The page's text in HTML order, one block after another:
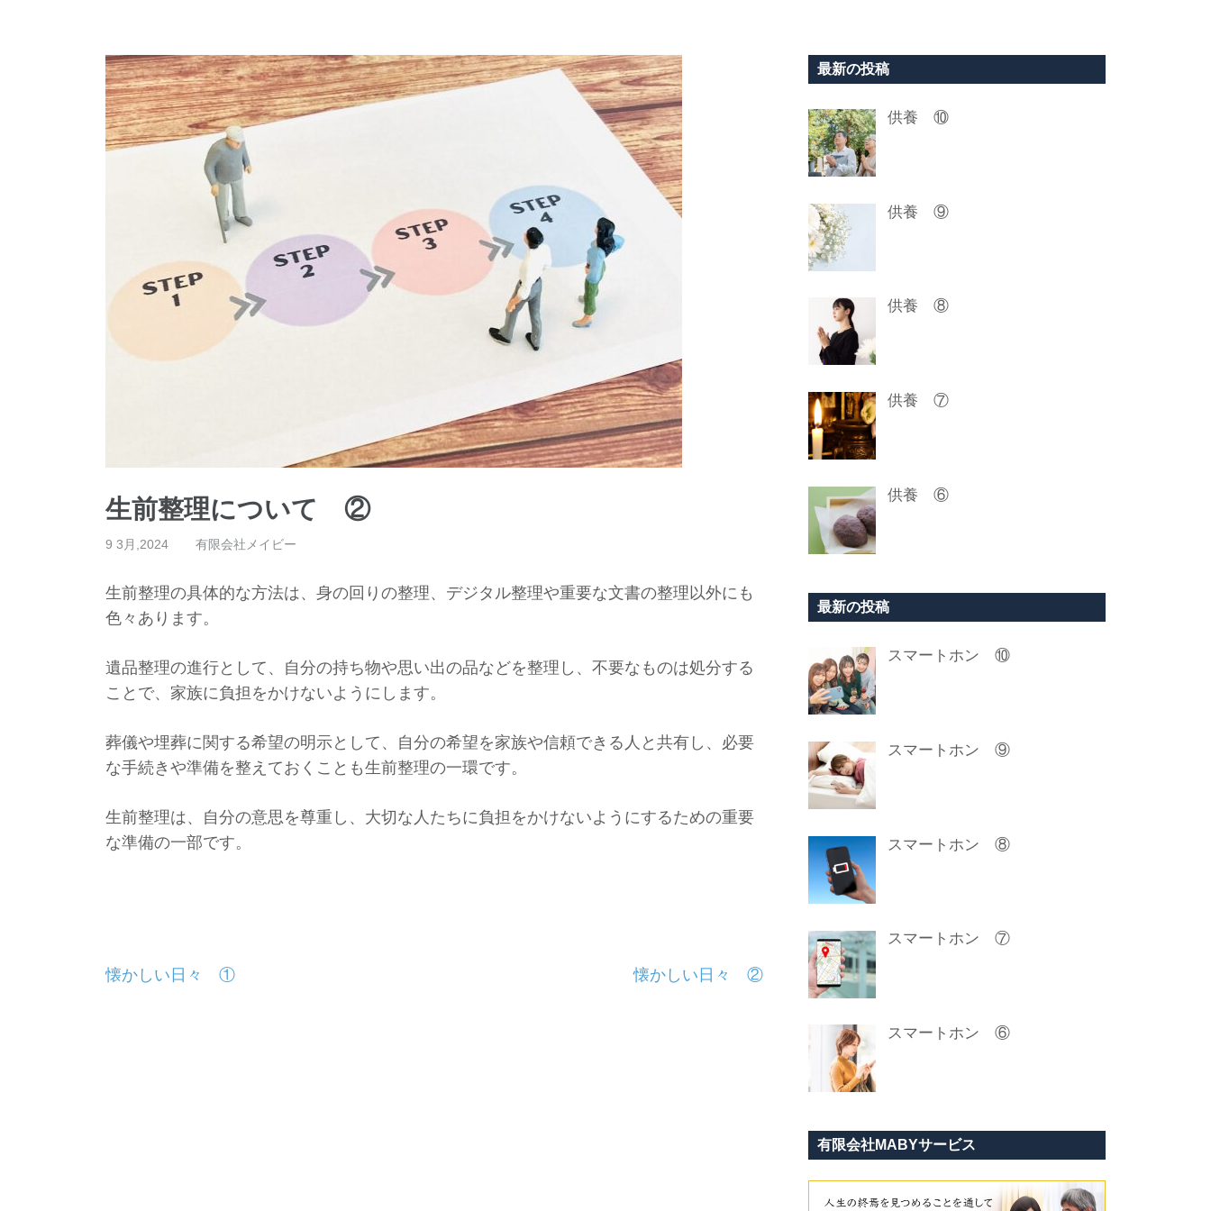
生前整理について ②
9 3月,2024 有限会社メイビー
生前整理の具体的な方法は、身の回りの整理、デジタル整理や重要な文書の整理以外にも
色々あります。
遺品整理の進行として、自分の持ち物や思い出の品などを整理し、不要なものは処分する
ことで、家族に負担をかけないようにします。
葬儀や埋葬に関する希望の明示として、自分の希望を家族や信頼できる人と共有し、必要
な手続きや準備を整えておくことも生前整理の一環です。
生前整理は、自分の意思を尊重し、大切な人たちに負担をかけないようにするための重要
な準備の一部です。
投
懐かしい日々 ① 懐かしい日々 ②
最新の投稿
供養 ⑩
供養 ⑨
供養 ⑧
供養 ⑦
供養 ⑥
最新の投稿
スマートホン ⑩
スマートホン ⑨
スマートホン ⑧
スマートホン ⑦
スマートホン ⑥
有限会社MABYサービス